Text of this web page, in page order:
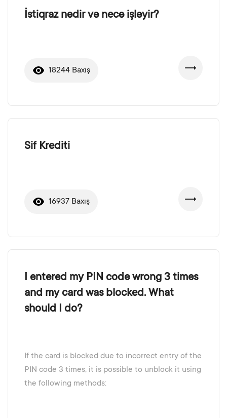
İstiqraz nədir və necə işləyir?
18244 Baxış
Sif Krediti
16937 Baxış
I entered my PIN code wrong 3 times
and my card was blocked. What
should I do?
If the card is blocked due to incorrect entry of the
PIN code 3 times, it is possible to unblock it using
the following methods: